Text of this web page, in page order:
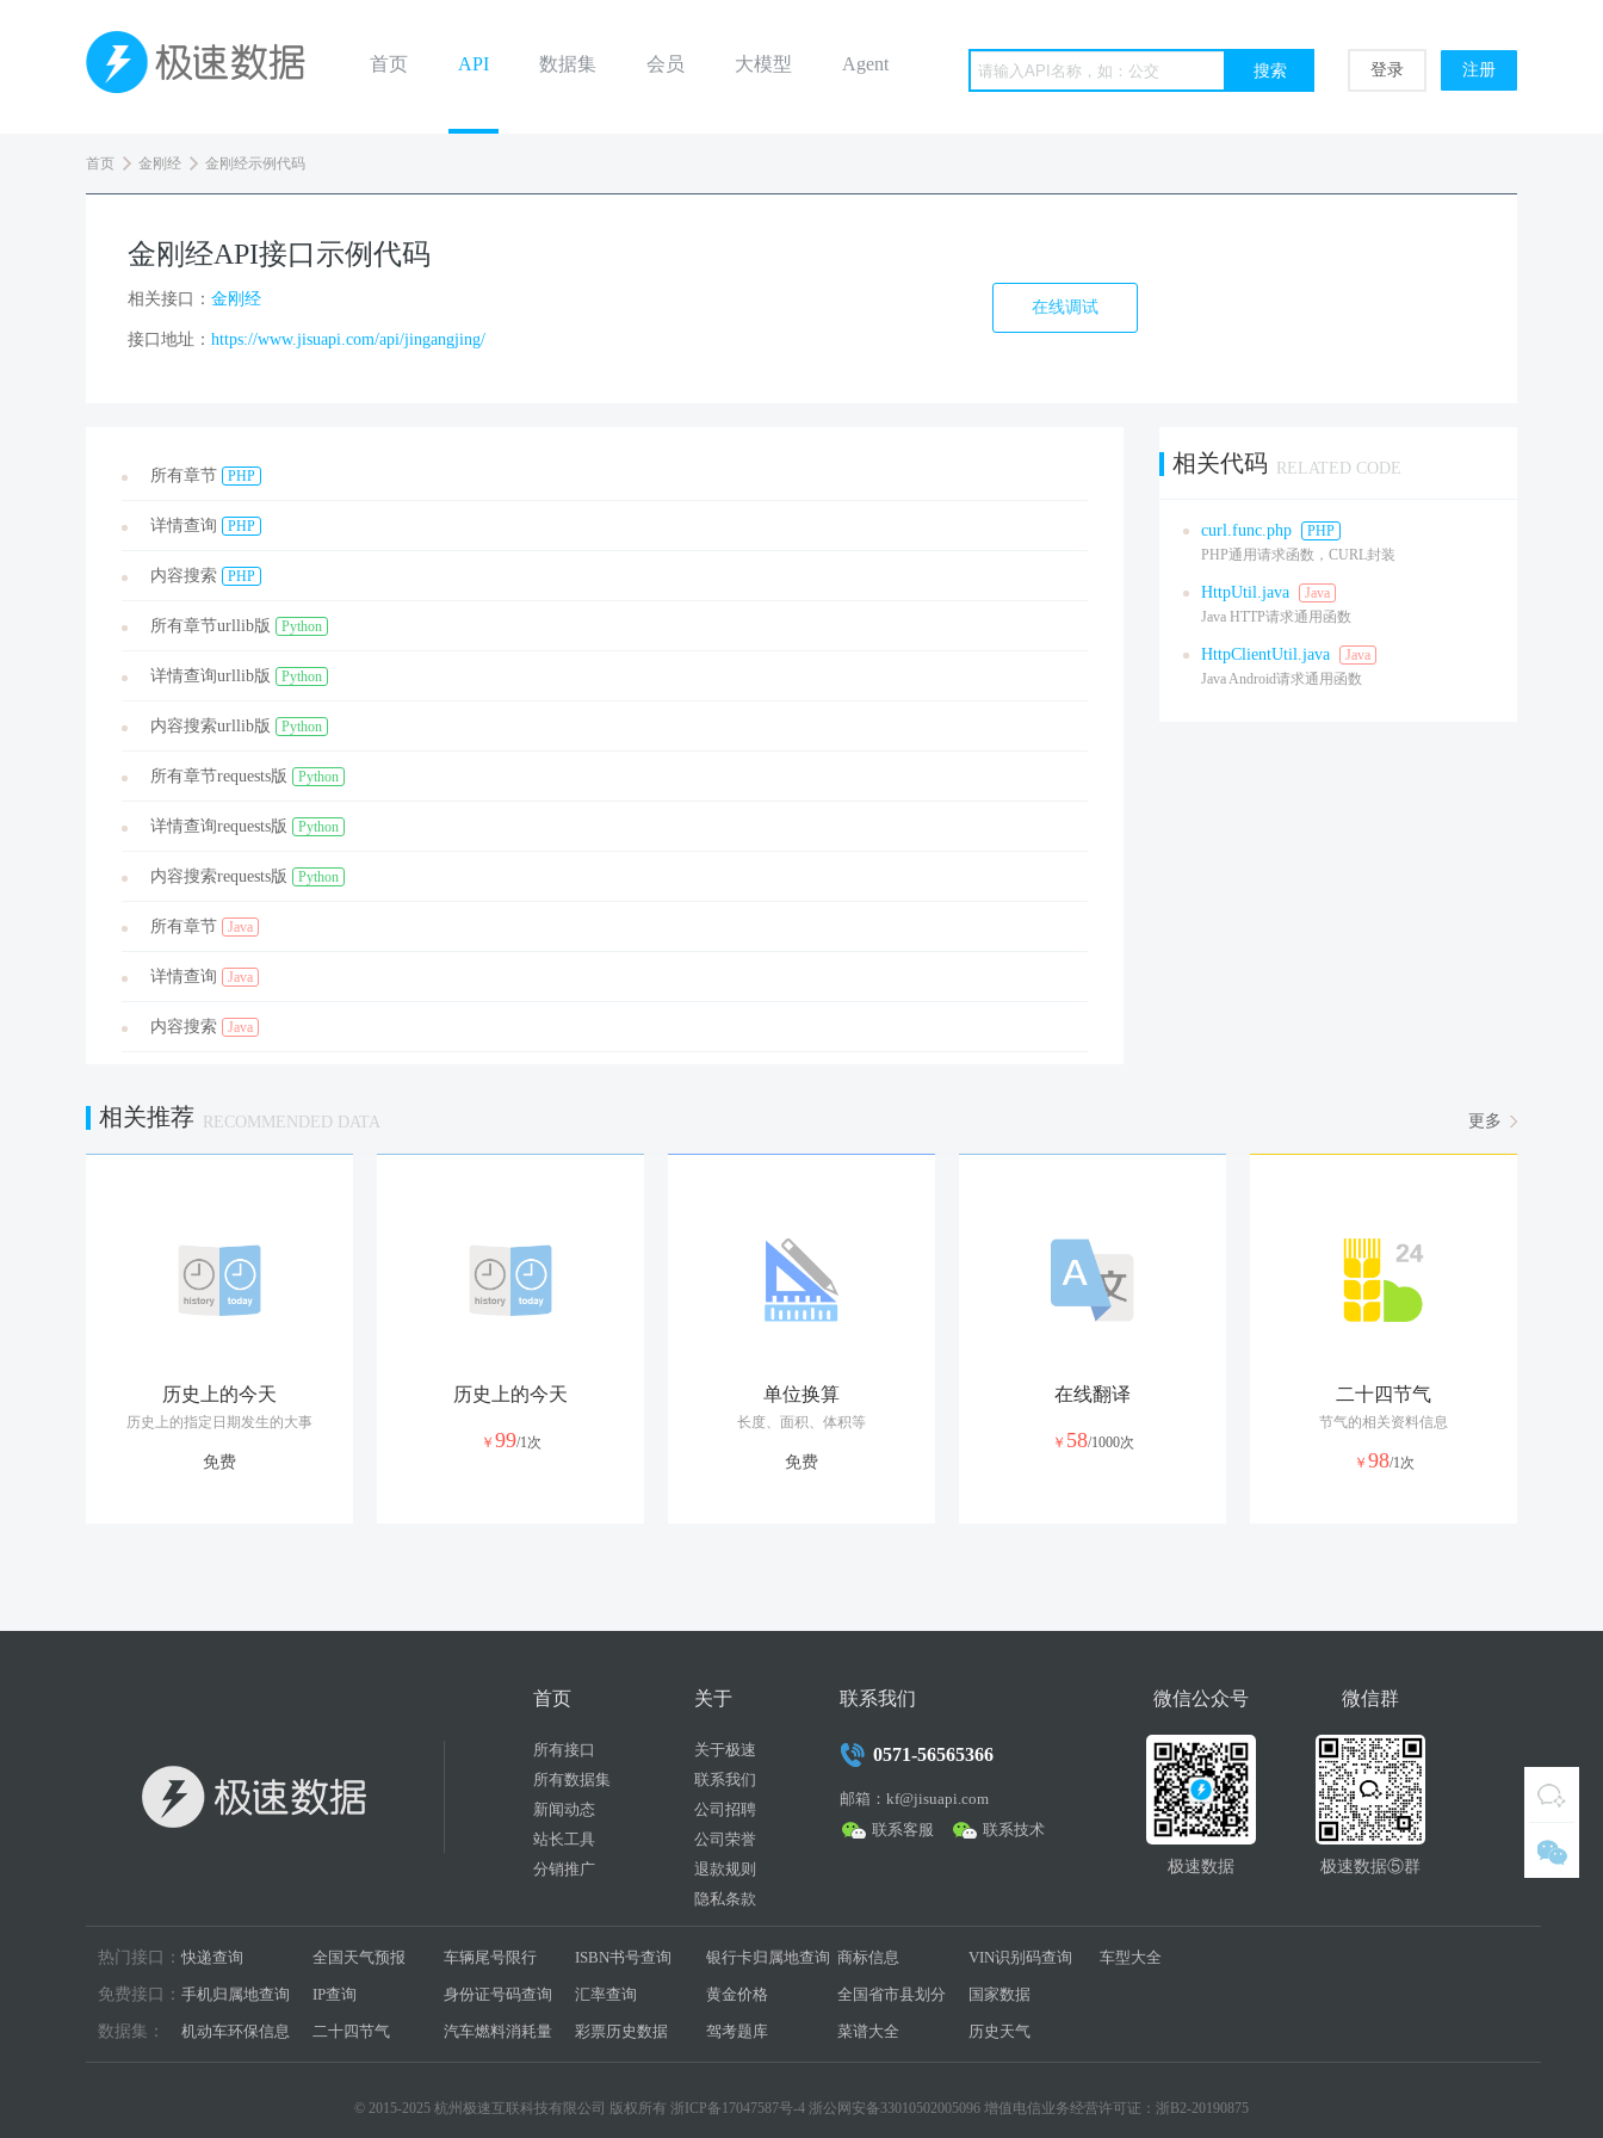
首页 API 数据集 会员 大模型 Agent 登录 注册
首页 金刚经 金刚经示例代码
金刚经API接口示例代码
相关接口： 金刚经
接口地址： https://www.jisuapi.com/api/jingangjing/
在线调试
所有章节 PHP
详情查询 PHP
内容搜索 PHP
所有章节urllib版 Python
详情查询urllib版 Python
内容搜索urllib版 Python
所有章节requests版 Python
详情查询requests版 Python
内容搜索requests版 Python
所有章节 Java
详情查询 Java
内容搜索 Java
相关代码 RELATED CODE
curl.func.php
PHP
PHP通用请求函数，CURL封装
HttpUtil.java
Java
Java HTTP请求通用函数
HttpClientUtil.java
Java
Java Android请求通用函数
相关推荐 RECOMMENDED DATA 更多
历史上的今天
历史上的指定日期发生的大事
免费
历史上的今天
￥ 99/1次
单位换算
长度、面积、体积等
免费
在线翻译
￥ 58/1000次
二十四节气
节气的相关资料信息
￥ 98/1次
首页
所有接口
所有数据集
新闻动态
站长工具
分销推广
关于
关于极速
联系我们
公司招聘
公司荣誉
退款规则
隐私条款
联系我们
0571-56565366
邮箱：kf@jisuapi.com
联系客服
联系技术
微信公众号
极速数据
微信群
极速数据⑤群
热门接口： 快递查询 全国天气预报 车辆尾号限行 ISBN书号查询 银行卡归属地查询 商标信息 VIN识别码查询 车型大全
免费接口： 手机归属地查询 IP查询 身份证号码查询 汇率查询 黄金价格 全国省市县划分 国家数据
数据集： 机动车环保信息 二十四节气 汽车燃料消耗量 彩票历史数据 驾考题库 菜谱大全 历史天气
© 2015-2025 杭州极速互联科技有限公司 版权所有 浙ICP备17047587号-4 浙公网安备33010502005096 增值电信业务经营许可证：浙B2-20190875